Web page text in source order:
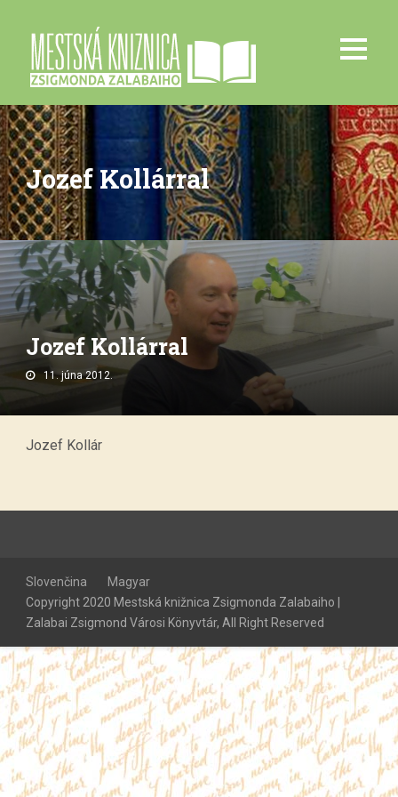
Jozef Kollárral
Jozef Kollárral
11. júna 2012.
Jozef Kollár
Slovenčina
Magyar
Copyright 2020 Mestská knižnica Zsigmonda Zalabaiho |
Zalabai Zsigmond Városi Könyvtár, All Right Reserved